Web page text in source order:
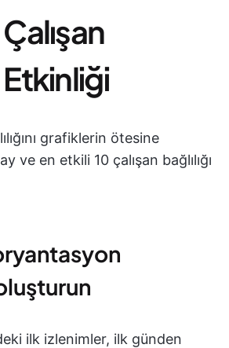
Etkinliği
grafiklerin ötesine
ve en etkili 10 çalışan bağlılığı
ilk izlenimler, ilk günden